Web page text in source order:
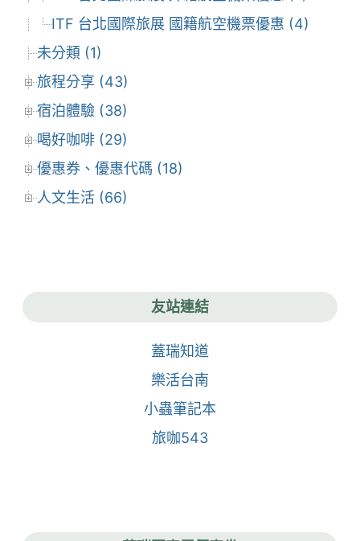
ITF 台北國際旅展 國籍航空機票優惠 (4)
未分類 (1)
旅程分享 (43)
宿泊體驗 (38)
喝好咖啡 (29)
優惠券、優惠代碼 (18)
人文生活 (66)
友站連結
蓋瑞知道
樂活台南
小蟲筆記本
旅咖543